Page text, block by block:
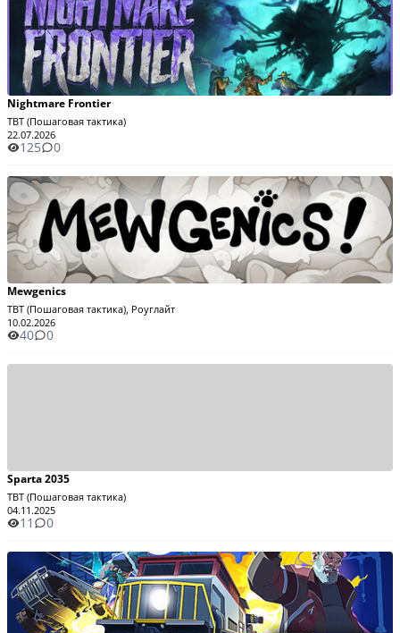
Nightmare Frontier
TBT (Пошаговая тактика)
22.07.2026
125 0
Mewgenics
TBT (Пошаговая тактика), Роуглайт
10.02.2026
40 0
Sparta 2035
TBT (Пошаговая тактика)
04.11.2025
11 0